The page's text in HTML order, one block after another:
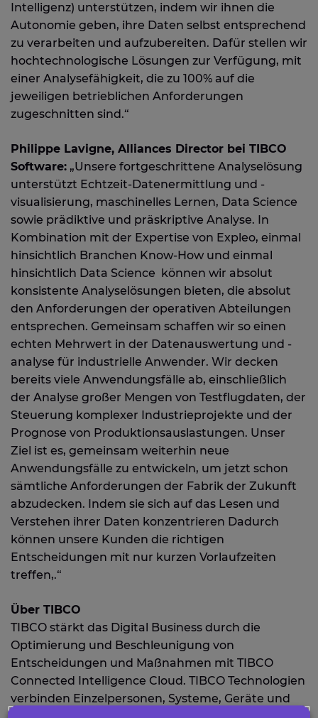
Intelligenz) unterstützen, indem wir ihnen die
Autonomie geben, ihre Daten selbst entsprechend
zu verarbeiten und aufzubereiten. Dafür stellen wir
hochtechnologische Lösungen zur Verfügung, mit
einer Analysefähigkeit, die zu 100% auf die
jeweiligen betrieblichen Anforderungen
zugeschnitten sind.“
Philippe Lavigne, Alliances Director bei TIBCO
Software: „Unsere fortgeschrittene Analyselösung
unterstützt Echtzeit-Datenermittlung und -
visualisierung, maschinelles Lernen, Data Science
sowie prädiktive und präskriptive Analyse. In
Kombination mit der Expertise von Expleo, einmal
hinsichtlich Branchen Know-How und einmal
hinsichtlich Data Science können wir absolut
konsistente Analyselösungen bieten, die absolut
den Anforderungen der operativen Abteilungen
entsprechen. Gemeinsam schaffen wir so einen
echten Mehrwert in der Datenauswertung und -
analyse für industrielle Anwender. Wir decken
bereits viele Anwendungsfälle ab, einschließlich
der Analyse großer Mengen von Testflugdaten, der
Steuerung komplexer Industrieprojekte und der
Prognose von Produktionsauslastungen. Unser
Ziel ist es, gemeinsam weiterhin neue
Anwendungsfälle zu entwickeln, um jetzt schon
sämtliche Anforderungen der Fabrik der Zukunft
abzudecken. Indem sie sich auf das Lesen und
Verstehen ihrer Daten konzentrieren Dadurch
können unsere Kunden die richtigen
Entscheidungen mit nur kurzen Vorlaufzeiten
treffen,.“
Über TIBCO
TIBCO stärkt das Digital Business durch die
Optimierung und Beschleunigung von
Entscheidungen und Maßnahmen mit TIBCO
Connected Intelligence Cloud. TIBCO Technologien
verbinden Einzelpersonen, Systeme, Geräte und